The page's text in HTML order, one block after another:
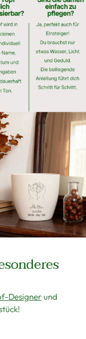
Designer und